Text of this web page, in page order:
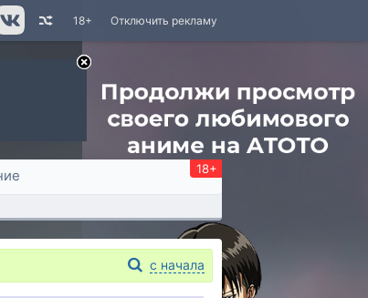
Отключить рекламу
18+
18+
с начала